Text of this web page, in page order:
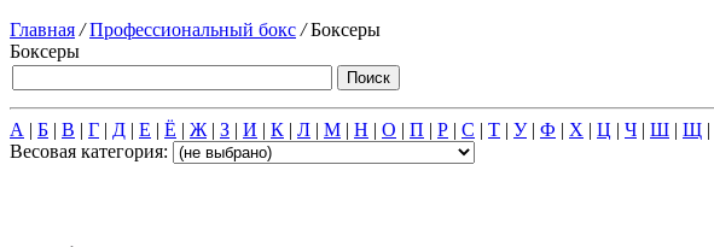
Главная / Профессиональный бокс /Боксеры
Боксеры
А | Б | В | Г | Д | Е | Ё | Ж | З | И | К | Л | М | Н | О | П | Р | С | Т | У| Ф | Х | Ц | Ч | Ш | Щ |
Весовая категория: